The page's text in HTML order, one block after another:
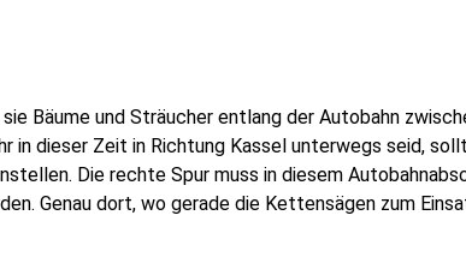
Bäume und Sträucher entlang der Autobahn
in dieser Zeit in Richtung Kassel unterwegs seid,
Die rechte Spur muss in diesem
Genau dort, wo gerade die Kettensägen zum